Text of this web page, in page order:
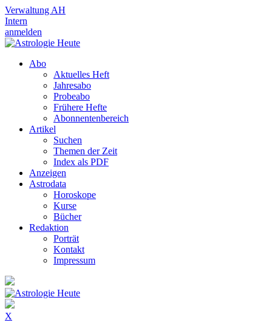
Verwaltung AH
Intern
anmelden
Abo
Aktuelles Heft
Jahresabo
Probeabo
Frühere Hefte
Abonnentenbereich
Artikel
Suchen
Themen der Zeit
Index als PDF
Anzeigen
Astrodata
Horoskope
Kurse
Bücher
Redaktion
Porträt
Kontakt
Impressum
X